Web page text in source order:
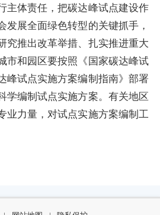
主体责任，把碳达峰试点建设作
发展全面绿色转型的关键抓手，
究推出改革举措、扎实推进重大
市和园区要按照《国家碳达峰试
峰试点实施方案编制指南》部署
学编制试点实施方案。有关地区
业力量，对试点实施方案编制工